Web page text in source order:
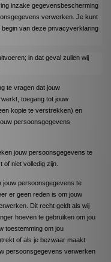
inzake gegevensbescherming
verwerken. Je kunt
van deze privacyverklaring
in dat geval zullen wij
te vragen dat jouw
toegang tot jouw
kopie te verstrekken) en
persoonsgegevens
jouw persoonsgegevens te
of niet volledig zijn.
jouw persoonsgegevens te
er geen reden is om jouw
Dit recht geldt als wij
hoeven te gebruiken om jou
toestemming om jou
of als je bezwaar maakt
persoonsgegevens verwerken